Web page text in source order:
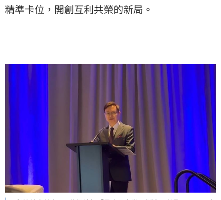
精準卡位，開創互利共榮的新局。